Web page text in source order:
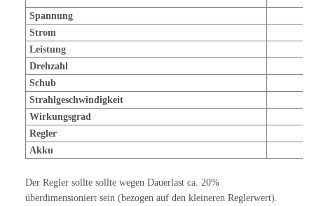
Spannung
Strom
Leistung
Drehzahl
Schub
Strahlgeschwindigkeit
Wirkungsgrad
Regler
Akku
Der Regler sollte sollte wegen Dauerlast ca. 20%
überdimensioniert sein (bezogen auf den kleineren Reglerwert).